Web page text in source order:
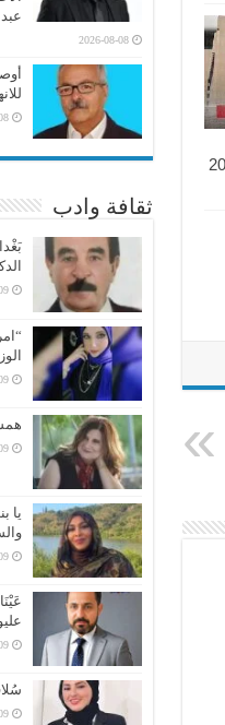
2026-08-08
ثقافة وادب
يا